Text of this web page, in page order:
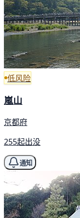
低风险
嵐山
京都府
255起出没
通知